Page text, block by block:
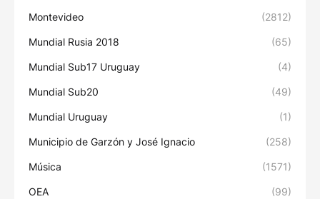
Montevideo (2812)
Mundial Rusia 2018 (65)
Mundial Sub17 Uruguay (4)
Mundial Sub20 (49)
Mundial Uruguay (1)
Municipio de Garzón y José Ignacio (258)
Música (1571)
OEA (99)